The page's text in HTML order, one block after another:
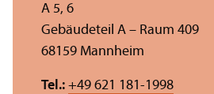
A 5, 6
Gebäudeteil A – Raum 409
68159 Mannheim
Tel.: +49 621 181-1998